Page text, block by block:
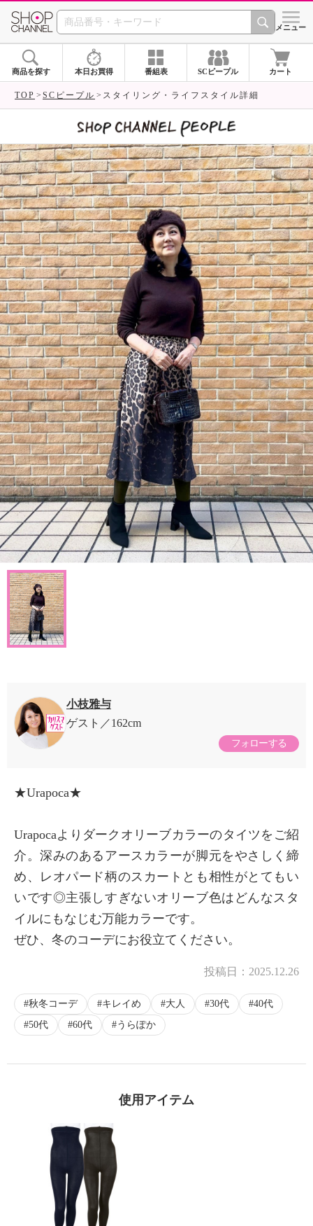
SHOP CHANNEL シメニュー
商品を探す 本日お買得 番組表 SCピープル カート
TOP SCピープル スタイリング・ライフスタイル詳細
小枝雅与
ゲスト
162cm
フォローする
★Urapoca★
Urapocaよりダークオリーブカラーのタイツをご紹
介。深みのあるアースカラーが脚元をやさしく締
め、レオパード柄のスカートとも相性がとてもい
いです◎主張しすぎないオリーブ色はどんなスタ
イルにもなじむ万能カラーです。
ぜひ、冬のコーデにお役立てください。
投稿日： 2025.12.26
秋冬コーデ キレイめ 大人 30代
40代
50代
60代 うらぽか
使用アイテム